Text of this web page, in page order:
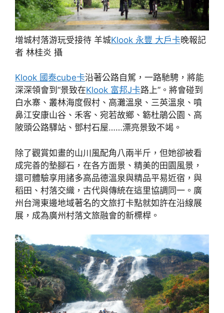
增城村落游玩受接待 羊城Klook 永豐 大戶卡晚報記
者 林桂炎 攝
Klook 國泰cube卡沿著公路自駕，一路馳騁，將能
深深領會到“景致在Klook 富邦J卡路上”。將會碰到
白水寨、叢林海度假村、高灘溫泉、三英溫泉、噴
鼻江安康山谷、禾客、宛若故鄉、簕杜鵑公園、高
陂頭公路驛站、鄧村石屋……漂亮景致不竭。
除了觀賞如畫的山川風配角八兩半斤，但她卻被看
成完善的墊腳石，在各方面景、精美的田園風景，
還可體驗享用諸多高品德溫泉與精品平易近宿，與
稻田、村落交織，古代與傳統在這里協調同一。廣
州台灣東邊地域著名的文旅打卡點就如許在沿線展
展，成為廣州村落文旅融會的新標桿。